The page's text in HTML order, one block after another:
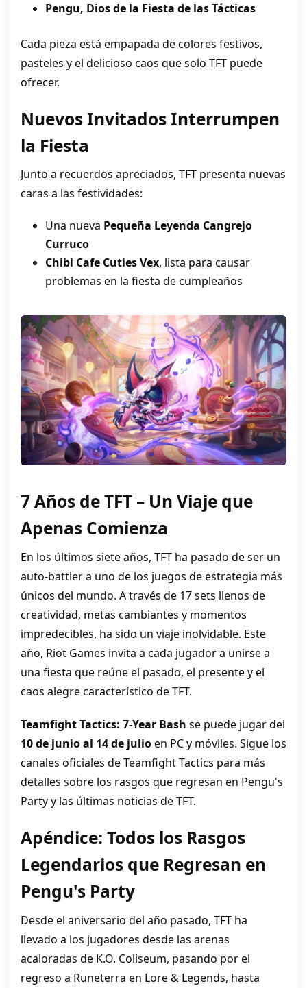
Pengu, Dios de la Fiesta de las Tácticas
Cada pieza está empapada de colores festivos,
pasteles y el delicioso caos que solo TFT puede
ofrecer.
Nuevos Invitados Interrumpen
la Fiesta
Junto a recuerdos apreciados, TFT presenta nuevas
caras a las festividades:
Una nueva Pequeña Leyenda Cangrejo
Curruco
Chibi Cafe Cuties Vex, lista para causar
problemas en la fiesta de cumpleaños
7 Años de TFT – Un Viaje que
Apenas Comienza
En los últimos siete años, TFT ha pasado de ser un
auto-battler a uno de los juegos de estrategia más
únicos del mundo. A través de 17 sets llenos de
creatividad, metas cambiantes y momentos
impredecibles, ha sido un viaje inolvidable. Este
año, Riot Games invita a cada jugador a unirse a
una fiesta que reúne el pasado, el presente y el
caos alegre característico de TFT.
Teamfight Tactics: 7-Year Bash se puede jugar del
10 de junio al 14 de julioen PC y móviles. Sigue los
canales oficiales de Teamfight Tactics para más
detalles sobre los rasgos que regresan en Pengu's
Party y las últimas noticias de TFT.
Apéndice: Todos los Rasgos
Legendarios que Regresan en
Pengu's Party
Desde el aniversario del año pasado, TFT ha
llevado a los jugadores desde las arenas
acaloradas de K.O. Coliseum, pasando por el
regreso a Runeterra en Lore & Legends, hasta